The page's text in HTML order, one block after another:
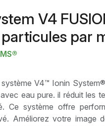
V4
par
V4™ Ionin
eau pure. il réduit les
Ce système offre
Améliorez votre image